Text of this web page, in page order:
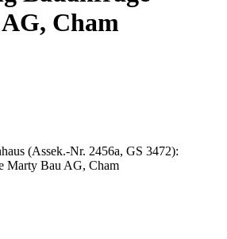
Cham
(Assek.-Nr. 2456a, GS 3472):
Marty Bau AG, Cham